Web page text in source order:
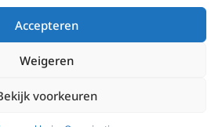
Accepteren
Weigeren
voorkeuren
gefinancierd door uw donaties.
geen advertentie-inkomsten of